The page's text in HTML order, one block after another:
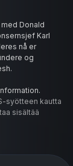
Donald
Karl
nå er
og
syötteen kautta
sisältää